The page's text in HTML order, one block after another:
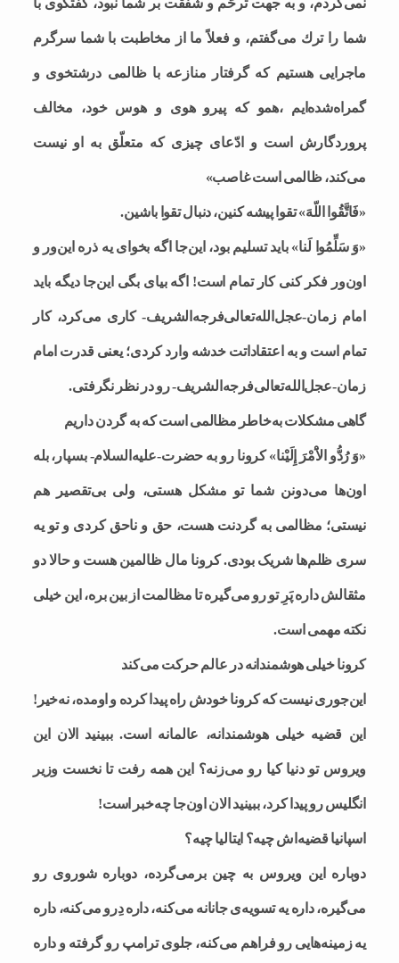
نمى‌كردم، و به جهت ترحّم و شفقت بر شما نبود، گفتگوى با
شما را ترك مى‌گفتم، و فعلاً ما از مخاطبت با شما سرگرم
ماجرايى هستيم كه گرفتار منازعه با ظالمى درشتخوى و
گمراه‌شده‌ايم ،همو كه پيرو هوى و هوس خود، مخالف
پروردگارش است و ادّعاى چيزى كه متعلّق به او نيست
مى‌كند، ظالمى است غاصب»
«فَاتَّقُوا اللّهَ» تقوا پیشه کنین، دنبال تقوا باشین.
«وَ سَلِّمُوا لَنا» باید تسلیم بود، این‌جا اگه بخوای یه ذره این‌ور و
اون‌ور فکر کنی کار تمام است! اگه بیای بگی این‌جا دیگه باید
امام زمان-عجل‌الله‌تعالی‌فرجه‌الشریف- کاری می‌کرد، کار
تمام است و به اعتقاداتت خدشه وارد کردی؛ یعنی قدرت امام
زمان-عجل‌الله‌تعالی‌فرجه‌الشریف- رو در نظر نگرفتی.
گاهی مشکلات به‌خاطر مظالمی است که به گردن داریم
«وَ رُدُّو الاَْمْرَ إِلَیْنا» کرونا رو به حضرت-علیه‌السلام- بسپار، بله
اون‌ها می‌دونن شما تو مشکل هستی، ولی بی‌تقصیر هم
نیستی‌؛ مظالمی به گردنت هست، حق و ناحق کردی و تو یه
سری ظلم‌ها شریک بودی. کرونا مال ظالمین هست و حالا دو
مثقالش داره پَرِ تو رو می‌گیره تا مظالمت از بین بره، این خیلی
نکته مهمی است.
کرونا خیلی هوشمندانه در عالم حرکت می‌کند
این‌جوری نیست که کرونا خودش راه پیدا کرده و اومده، نه‌خیر!
این قضیه خیلی هوشمندانه، عالمانه است. ببینید الان این
ویروس تو دنیا کیا رو می‌زنه؟ این همه رفت تا نخست وزیر
انگلیس رو پیدا کرد، ببینید الان اون‌جا چه‌خبر است!
اسپانیا قضیه‌اش چیه؟ ایتالیا چیه؟
دوباره این ویروس به چین بر‌می‌گرده، دوباره شوروی رو
می‌گیره، داره یه تسویه‌ی جانانه می‌کنه، داره دِرو می‌کنه، داره
یه زمینه‌هایی رو فراهم می‌کنه، جلوی ترامپ رو گرفته و داره